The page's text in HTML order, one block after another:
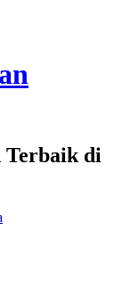
Terbaik di